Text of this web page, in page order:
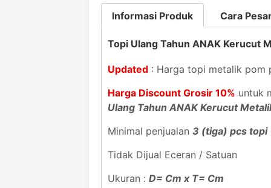
Informasi Produk
Topi Ulang Tahun ANAK Kerucut
Updated : Harga topi metalik
Harga Discount Grosir 10% untuk
Ulang Tahun ANAK Kerucut
Minimal penjualan 3 (tiga) pcs topi
Tidak Dijual Eceran / Satuan
Ukuran : D= Cm x T= Cm
Cara